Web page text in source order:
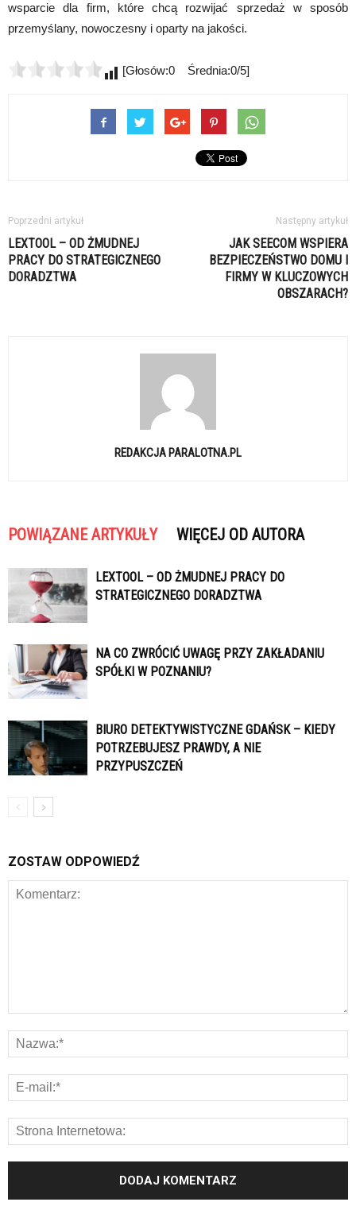
wsparcie dla firm, które chcą rozwijać sprzedaż w sposób
przemyślany, nowoczesny i oparty na jakości.
[Głosów:0 Średnia:0/5]
Poprzedni artykuł
LEXTOOL – OD ŻMUDNEJ
PRACY DO STRATEGICZNEGO
DORADZTWA
Następny artykuł
JAK SEECOM WSPIERA
BEZPIECZEŃSTWO DOMU I
FIRMY W KLUCZOWYCH
OBSZARACH?
REDAKCJA PARALOTNA.PL
POWIĄZANE ARTYKUŁY WIĘCEJ OD AUTORA
LEXTOOL – OD ŻMUDNEJ PRACY DO
STRATEGICZNEGO DORADZTWA
NA CO ZWRÓCIĆ UWAGĘ PRZY ZAKŁADANIU
SPÓŁKI W POZNANIU?
BIURO DETEKTYWISTYCZNE GDAŃSK – KIEDY
POTRZEBUJESZ PRAWDY, A NIE
PRZYPUSZCZEŃ
ZOSTAW ODPOWIEDŹ